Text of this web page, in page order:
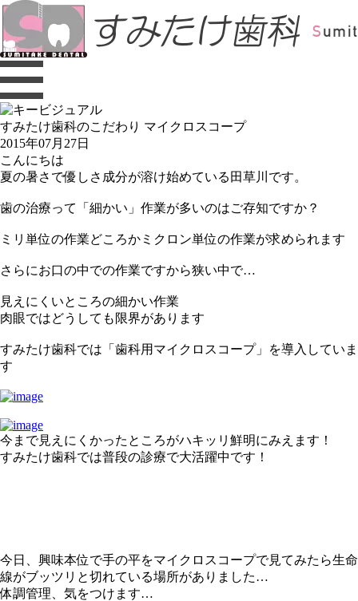
すみたけ歯科のこだわり マイクロスコープ
2015年07月27日
こんにちは
夏の暑さで優しさ成分が溶け始めている田草川です。
歯の治療って「細かい」作業が多いのはご存知ですか？
ミリ単位の作業どころかミクロン単位の作業が求められます
さらにお口の中での作業ですから狭い中で…
見えにくいところの細かい作業
肉眼ではどうしても限界があります
すみたけ歯科では「歯科用マイクロスコープ」を導入していま
す
今まで見えにくかったところがハキッリ鮮明にみえます！
すみたけ歯科では普段の診療で大活躍中です！
今日、興味本位で手の平をマイクロスコープで見てみたら生命
線がブッツリと切れている場所がありました…
体調管理、気をつけます…